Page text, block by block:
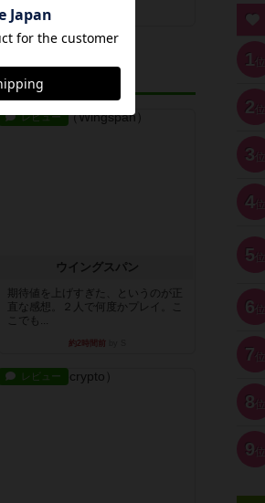
レビュー
ウイングスパン
期待値を上げすぎた、というのが正
直な感想。２人で何度かプレイ。こ
こでも...
約2時間前
レビュー
1 位
2 位
3 位
4位
5 位
6 位
7 位
8 位
9 位